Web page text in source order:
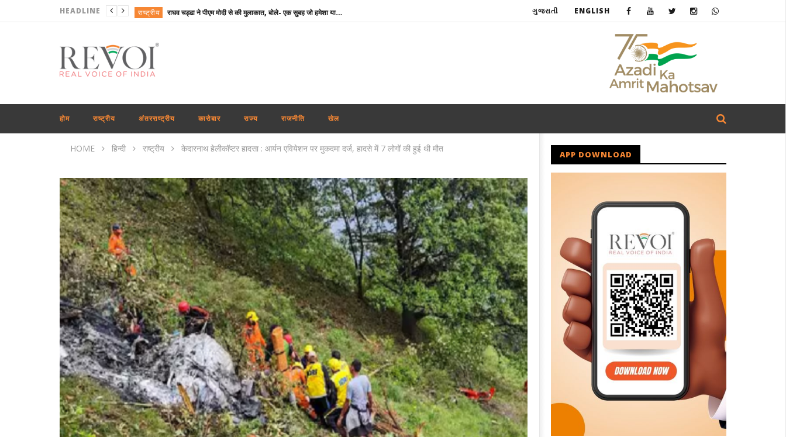
HEADLINE राष्ट्रीय राघव चड्ढा ने पीएम मोदी से की मुलाकात, बोले- एक सुबह जो हमेशा याद रहेगी
शिक्षा
राष्ट्रीय
महाराष्ट्र सलमान खान के घर के बाहर ड्यूटी पर तैनात पुलिसकर्मी की मौत, हार्ट अटैक की आशंका
राष्ट्रीय Chamba Bus Accident : चंबा में दर्दनाक बस हादसा, ड्राइवर-कंडक्टर समेत 7 की मौत; 11 घायल
अंतरराष्ट्रीय India-Cyprus Agreement : भारतीय कामगारों के लिए बड़ी पहल, भारत-साइप्रस माइग्रेशन समझौते को जल्द अंतिम रूप देने पर जोर
शिक्षा टीडीपीएल की सभी परीक्षाएं रद्द करने की मांग, देवेंद्रनाथ महतो बोले- आश्वासन नहीं, ठोस कार्रवाई चाहिए
ગુજરાતી ENGLISH
होम राष्ट्रीय अंतरराष्ट्रीय कारोबार राज्य राजनीति खेल
HOME हिन्दी राष्ट्रीय केदारनाथ हेलीकॉप्टर हादसा : आर्यन एवियेशन पर मुकदमा दर्ज, हादसे में 7 लोगों की हुई थी मौत
APP DOWNLOAD